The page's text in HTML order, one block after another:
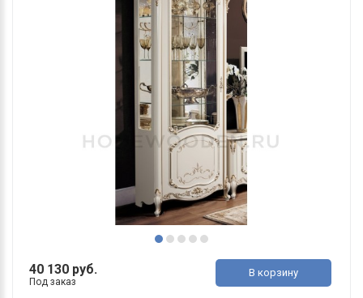
40 130 руб.
Под заказ
В корзину